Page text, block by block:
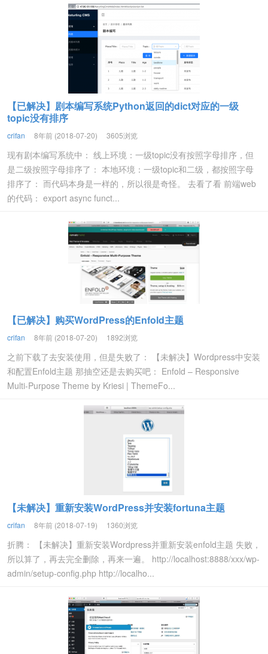
【已解决】剧本编写系统Python返回的dict对应的一级
topic没有排序
crifan 8年前 (2018-07-20) 3605浏览
现有剧本编写系统中： 线上环境：一级topic没有按照字母排序，但
是二级按照字母排序了： 本地环境：一级topic和二级，都按照字母
排序了： 而代码本身是一样的，所以很是奇怪。 去看了看 前端web
的代码： export async funct...
【已解决】购买WordPress的Enfold主题
crifan 8年前 (2018-07-20) 1892浏览
之前下载了去安装使用，但是失败了： 【未解决】Wordpress中安装
和配置Enfold主题 那抽空还是去购买吧： Enfold – Responsive
Multi-Purpose Theme by Kriesi | ThemeFo...
【未解决】重新安装WordPress并安装fortuna主题
crifan 8年前 (2018-07-19) 1360浏览
折腾： 【未解决】重新安装Wordpress并重新安装enfold主题 失败，
所以算了，再去完全删除，再来一遍。 http://localhost:8888/xxx/wp-
admin/setup-config.php http://localho...